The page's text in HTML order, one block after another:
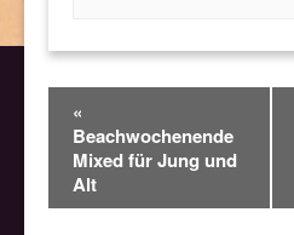
Veranstaltung
Navigation
«
Beachwochenende
Mixed für Jung und
Alt